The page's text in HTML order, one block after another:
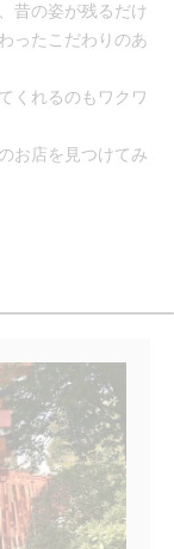
昔の姿が残るだけ
ったこだわりのあ
くれるのもワクワ
お店を見つけてみ